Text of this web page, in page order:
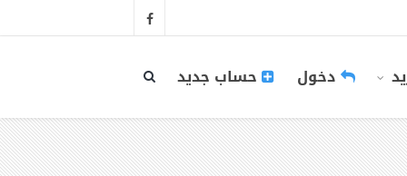
دخول حساب جديد